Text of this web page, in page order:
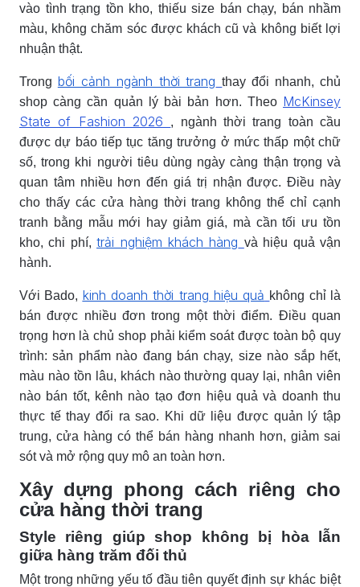
vào tình trạng tồn kho, thiếu size bán chạy, bán nhầm
màu, không chăm sóc được khách cũ và không biết lợi
nhuận thật.
Trong bối cảnh ngành thời trang thay đổi nhanh, chủ
shop càng cần quản lý bài bản hơn. Theo McKinsey
State of Fashion 2026
, ngành thời trang toàn cầu
được dự báo tiếp tục tăng trưởng ở mức thấp một chữ
số, trong khi người tiêu dùng ngày càng thận trọng và
quan tâm nhiều hơn đến giá trị nhận được. Điều này
cho thấy các cửa hàng thời trang không thể chỉ cạnh
tranh bằng mẫu mới hay giảm giá, mà cần tối ưu tồn
kho, chi phí,trải nghiệm khách hàng và hiệu quả vận
hành.
Với Bado, kinh doanh thời trang hiệu quả không chỉ là
bán được nhiều đơn trong một thời điểm. Điều quan
trọng hơn là chủ shop phải kiểm soát được toàn bộ quy
trình: sản phẩm nào đang bán chạy, size nào sắp hết,
màu nào tồn lâu, khách nào thường quay lại, nhân viên
nào bán tốt, kênh nào tạo đơn hiệu quả và doanh thu
thực tế thay đổi ra sao. Khi dữ liệu được quản lý tập
trung, cửa hàng có thể bán hàng nhanh hơn, giảm sai
sót và mở rộng quy mô an toàn hơn.
Xây dựng phong cách riêng cho
cửa hàng thời trang
Style riêng giúp shop không bị hòa lẫn
giữa hàng trăm đối thủ
Một trong những yếu tố đầu tiên quyết định sự khác biệt